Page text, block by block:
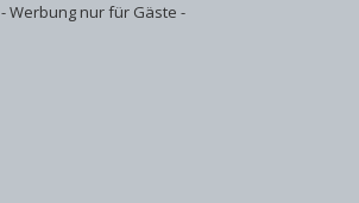
- Werbung nur für Gäste -